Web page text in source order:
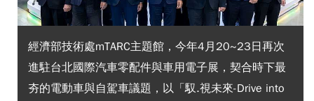
經濟部技術處mTARC主題館，今年4月20~23日再次
進駐台北國際汽車零配件與車用電子展，契合時下最
夯的電動車與自駕車議題，以「馭.視未來-Drive into